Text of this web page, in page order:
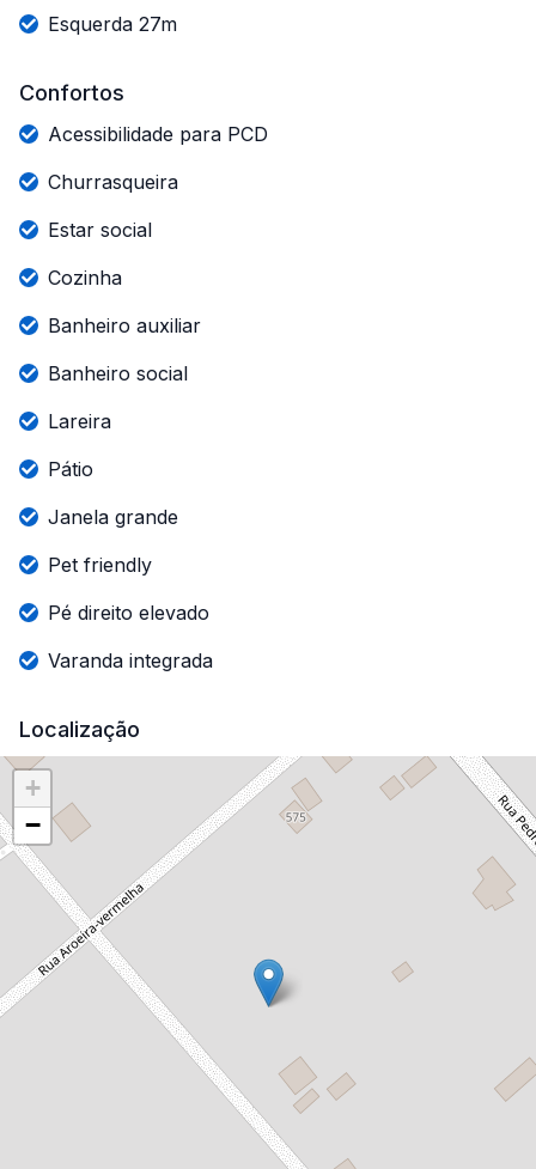
Esquerda 27m
Confortos
Acessibilidade para PCD
Churrasqueira
Estar social
Cozinha
Banheiro auxiliar
Banheiro social
Lareira
Pátio
Janela grande
Pet friendly
Pé direito elevado
Varanda integrada
Localização